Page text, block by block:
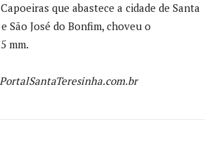
que abastece a cidade de Santa
São José do Bonfim, choveu o
mm.